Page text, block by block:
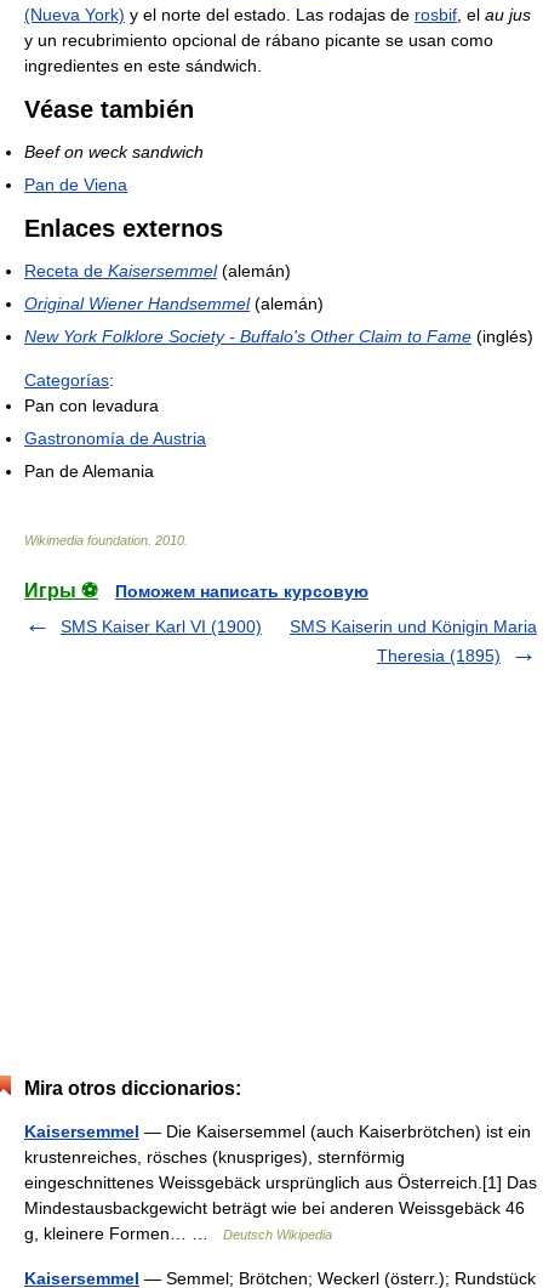
(Nueva York) y el norte del estado. Las rodajas de rosbif , el au jus
y un recubrimiento opcional de rábano picante se usan como
ingredientes en este sándwich.
Véase también
Beef on weck sandwich
Pan de Viena
Enlaces externos
Receta de Kaisersemmel(alemán)
Original Wiener Handsemmel(alemán)
New York Folklore Society - Buffalo's Other Claim to Fame (inglés)
Categorías:
Pan con levadura
Gastronomía de Austria
Pan de Alemania
Wikimedia foundation 2010
Игры ⚽
Поможем написать курсовую
SMS Kaiser Karl VI (1900)
SMS Kaiserin und Königin Maria
Theresia (1895)
Mira otros diccionarios:
Kaisersemmel — Die Kaisersemmel (auch Kaiserbrötchen) ist ein
krustenreiches, rösches (knuspriges), sternförmig
eingeschnittenes Weissgebäck ursprünglich aus Österreich.[1] Das
Mindestausbackgewicht beträgt wie bei anderen Weissgebäck 46
g, kleinere Formen… …
Deutsch Wikipedia
Kaisersemmel — Semmel; Brötchen; Weckerl (österr.); Rundstück